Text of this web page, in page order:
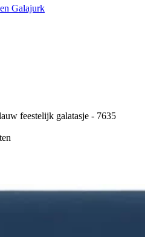
Galajurk
feestelijk galatasje - 7635